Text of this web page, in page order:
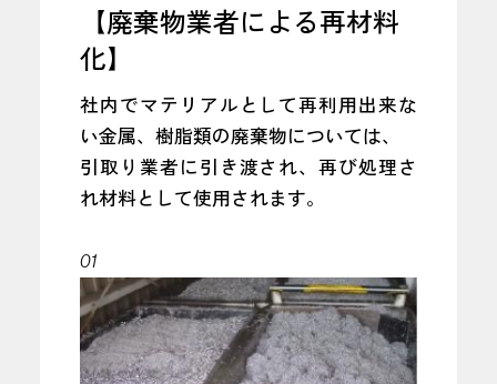
【廃棄物業者による再材料
化】
社内でマテリアルとして再利用出来な
い金属、樹脂類の廃棄物については、
引取り業者に引き渡され、再び処理さ
れ材料として使用されます。
01